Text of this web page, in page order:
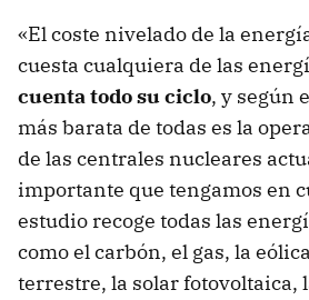
«El coste nivelado de la
cuesta cualquiera de las
cuenta todo su ciclo, y según
más barata de todas es la
de las centrales nucleares
importante que tengamos en
estudio recoge todas las
como el carbón, el gas, la
terrestre, la solar fotovoltaica,